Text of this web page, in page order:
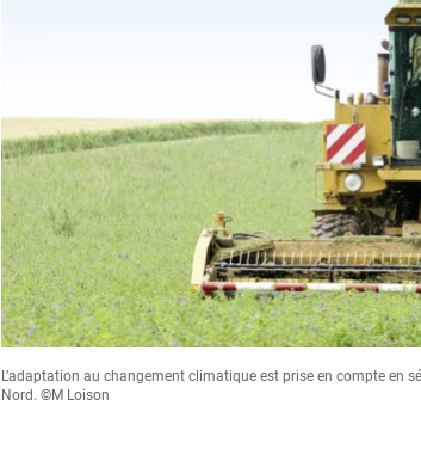
L’adaptation au changement climatique est prise en compte en
Nord. ©M Loison